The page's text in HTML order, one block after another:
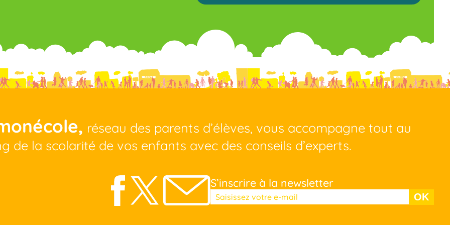
réseau des parents d’élèves, vous accompagne tout au
de la scolarité de vos enfants avec des conseils d’experts.
S’inscrire à la newsletter